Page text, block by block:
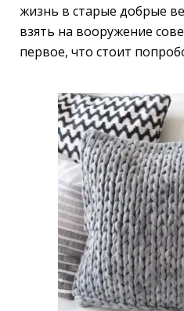
жизнь в старые добрые
взять на вооружение
первое, что стоит